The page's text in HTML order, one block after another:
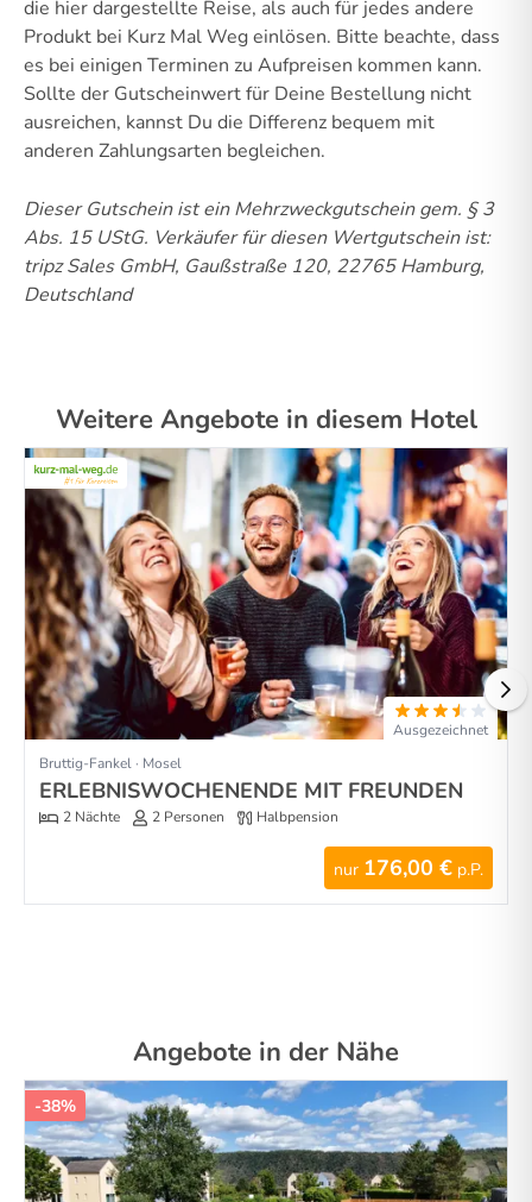
die hier dargestellte Reise, als auch für jedes andere
Produkt bei Kurz Mal Weg einlösen. Bitte beachte, dass
es bei einigen Terminen zu Aufpreisen kommen kann.
Sollte der Gutscheinwert für Deine Bestellung nicht
ausreichen, kannst Du die Differenz bequem mit
anderen Zahlungsarten begleichen.
Dieser Gutschein ist ein Mehrzweckgutschein gem. § 3
Abs. 15 UStG. Verkäufer für diesen Wertgutschein ist:
tripz Sales GmbH, Gaußstraße 120, 22765 Hamburg,
Deutschland
Weitere Angebote in diesem Hotel
Ausgezeichnet
Bruttig-Fankel · Mosel
ERLEBNISWOCHENENDE MIT FREUNDEN
2 Nächte 2 Personen Halbpension
nur 176,00 € p.P.
Angebote in der Nähe
-38%